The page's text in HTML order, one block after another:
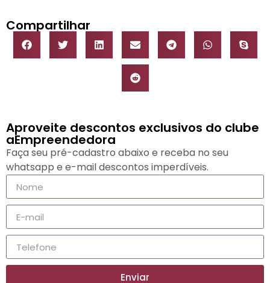
Compartilhar
Aproveite descontos exclusivos do clube
aEmpreendedora
Faça seu pré-cadastro abaixo e receba no seu
whatsapp e e-mail descontos imperdíveis.
Enviar